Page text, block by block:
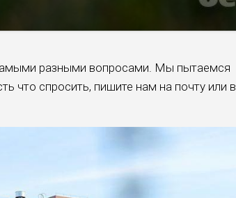
разными вопросами. Мы пытаемся
что спросить, пишите нам на почту или в